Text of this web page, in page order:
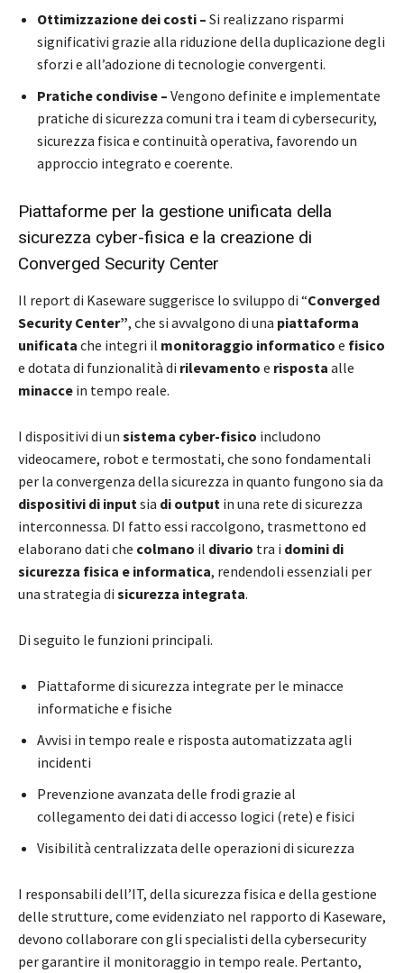
Ottimizzazione dei costi – Si realizzano risparmi
significativi grazie alla riduzione della duplicazione degli
sforzi e all’adozione di tecnologie convergenti.
Pratiche condivise – Vengono definite e implementate
pratiche di sicurezza comuni tra i team di cybersecurity,
sicurezza fisica e continuità operativa, favorendo un
approccio integrato e coerente.
Piattaforme per la gestione unificata della
sicurezza cyber-fisica e la creazione di
Converged Security Center
Il report di Kaseware suggerisce lo sviluppo di “Converged
Security Center”, che si avvalgono di una piattaforma
unificata che integri il monitoraggio informatico e fisico
e dotata di funzionalità di rilevamento e risposta alle
minacce in tempo reale.
I dispositivi di un sistema cyber-fisico includono
videocamere, robot e termostati, che sono fondamentali
per la convergenza della sicurezza in quanto fungono sia da
dispositivi di input sia di output in una rete di sicurezza
interconnessa. DI fatto essi raccolgono, trasmettono ed
elaborano dati che colmano il divario tra i domini di
sicurezza fisica e informatica, rendendoli essenziali per
una strategia di sicurezza integrata.
Di seguito le funzioni principali.
Piattaforme di sicurezza integrate per le minacce
informatiche e fisiche
Avvisi in tempo reale e risposta automatizzata agli
incidenti
Prevenzione avanzata delle frodi grazie al
collegamento dei dati di accesso logici (rete) e fisici
Visibilità centralizzata delle operazioni di sicurezza
I responsabili dell’IT, della sicurezza fisica e della gestione
delle strutture, come evidenziato nel rapporto di Kaseware,
devono collaborare con gli specialisti della cybersecurity
per garantire il monitoraggio in tempo reale. Pertanto,